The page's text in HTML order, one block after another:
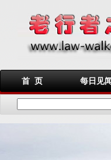
首 页 每日见闻